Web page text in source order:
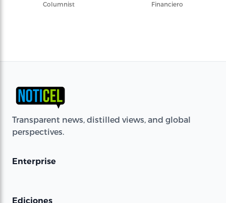
Columnist
Financiero
Transparent news, distilled views, and global
perspectives.
Enterprise
Ediciones